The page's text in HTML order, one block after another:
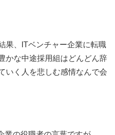
果、ITベンチャー企業に転職
かな中途採用組はどんどん辞
いく人を悲しむ感情なんで会